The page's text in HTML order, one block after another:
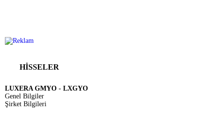
HİSSELER
LUXERA GMYO - LXGYO
Genel Bilgiler
Şirket Bilgileri